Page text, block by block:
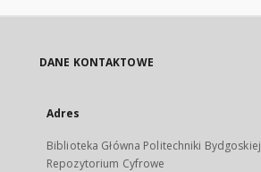
DANE KONTAKTOWE
Adres
Biblioteka Główna Politechniki Bydgoskiej
Repozytorium Cyfrowe